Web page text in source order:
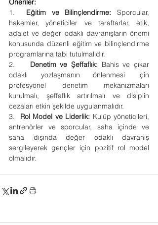
Öneriler:
1. Eğitim ve Bilinçlendirme: Sporcular,
hakemler, yöneticiler ve taraftarlar, etik,
adalet ve değer odaklı davranışların önemi
konusunda düzenli eğitim ve bilinçlendirme
programlarına tabi tutulmalıdır.
2. Denetim ve Şeffaflık: Bahis ve çıkar
odaklı yozlaşmanın önlenmesi için
profesyonel denetim mekanizmaları
kurulmalı, şeffaflık artırılmalı ve disiplin
cezaları etkin şekilde uygulanmalıdır.
3. Rol Model ve Liderlik: Kulüp yöneticileri,
antrenörler ve sporcular, saha içinde ve
saha dışında değer odaklı davranış
sergileyerek gençler için pozitif rol model
olmalıdır.